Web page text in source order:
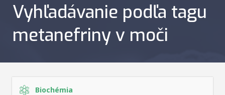
Vyhľadávanie podľa tagu
metanefriny v moči
Biochémia